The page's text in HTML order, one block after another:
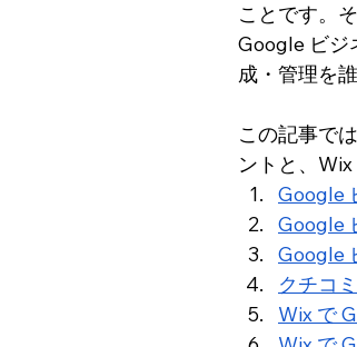
ことです。
Google ビジ
成・管理を
この記事で
ントと、
Google
Google
Google
クチコ
Wix で